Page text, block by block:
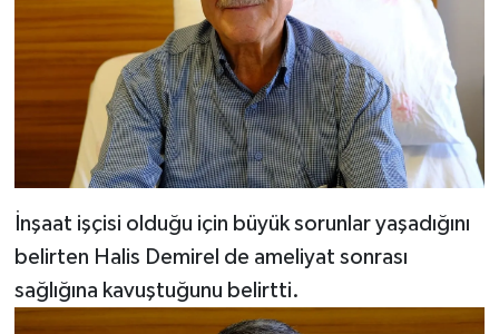
İnşaat işçisi olduğu için büyük sorunlar yaşadığını
belirten Halis Demirel de ameliyat sonrası
sağlığına kavuştuğunu belirtti.